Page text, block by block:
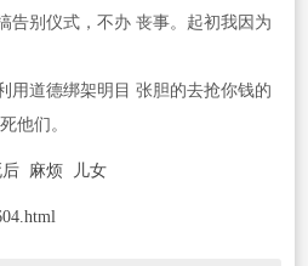
告别仪式，不办 丧事。起初我因为
用道德绑架明目 张胆的去抢你钱的
他们。
麻烦 儿女